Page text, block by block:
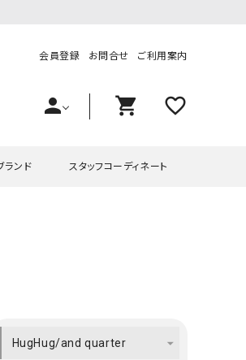
会員登録 お問合せ ご利用案内
person shopping_cart favorite_outline
ランド
ドクウォーター） HUMS（ハムズ）
スタッフコーディネート
HugHug/and quarter